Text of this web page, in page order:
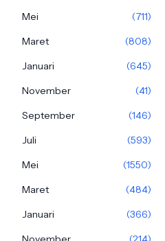
Mei
(711)
Maret
(808)
Januari
(645)
November
(41)
September
(146)
Juli
(593)
Mei
(1550)
Maret
(484)
Januari
(366)